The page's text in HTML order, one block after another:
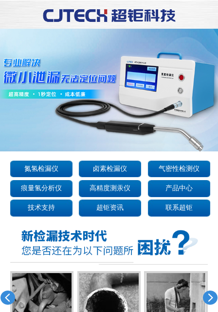
氮氢检漏仪 卤素检漏仪 气密性检测仪
痕量氢分析仪 高精度测汞仪 产品中心
技术支持 超钜资讯 联系超钜